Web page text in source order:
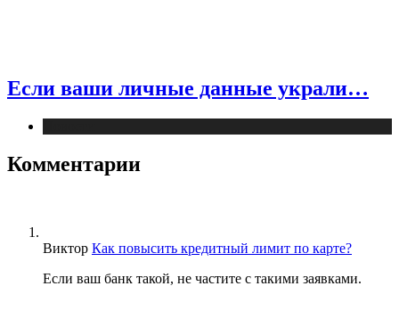
Если ваши личные данные украли…
Комментарии
Виктор Как повысить кредитный лимит по карте?
Если ваш банк такой, не частите с такими заявками.